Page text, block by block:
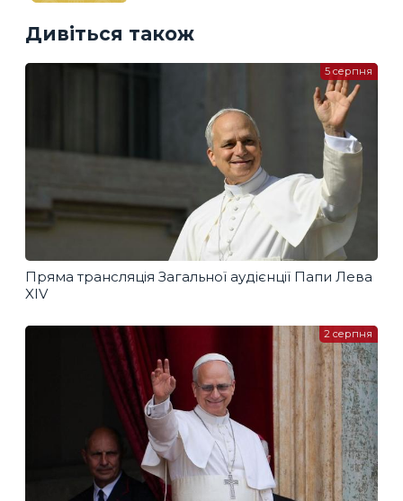
Дивіться також
Пряма трансляція Загальної аудієнції Папи Лева
XIV
5 серпня
2 серпня